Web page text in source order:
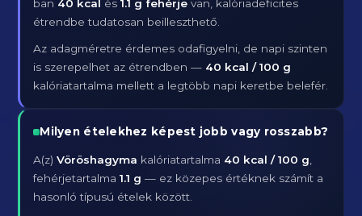
ban 40 kcal és1.1 g fehérje van, kalóriadeficites
étrendbe tudatosan beilleszthető.
Az adagméretre érdemes odafigyelni, de napi szinten
is szerepelhet az étrendben — 40 kcal / 100 g
kalóriatartalma mellett a legtöbb napi keretbe belefér.
Milyen ételekhez képest jobb vagy rosszabb?
A(z)Vöröshagyma kalóriatartalma 40 kcal / 100 g
fehérjetartalma1.1 g — ez közepes értéknek számít a
hasonló típusú ételek között.